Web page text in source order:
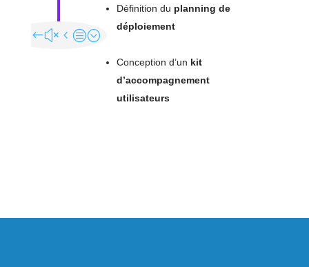
Définition du planning de
déploiement
Conception d’un kit
d’accompagnement
utilisateurs